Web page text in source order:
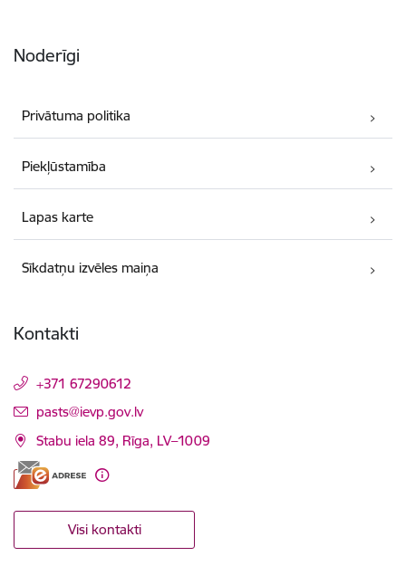
Noderīgi
Privātuma politika
Piekļūstamība
Lapas karte
Sīkdatņu izvēles maiņa
Kontakti
+371 67290612
E-pasts:
pasts@ievp.gov.lv
Stabu iela 89, Rīga, LV–1009
Visi kontakti